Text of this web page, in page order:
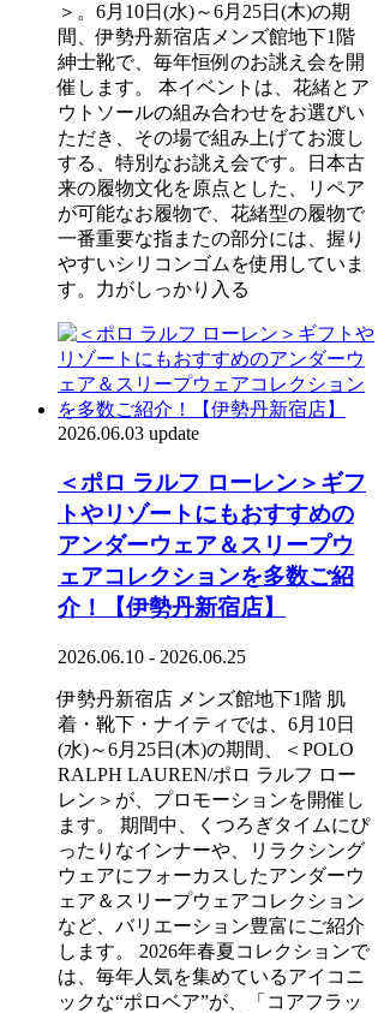
＞。6月10日(水)～6月25日(木)の期
間、伊勢丹新宿店メンズ館地下1階
紳士靴で、毎年恒例のお誂え会を開
催します。 本イベントは、花緒とア
ウトソールの組み合わせをお選びい
ただき、その場で組み上げてお渡し
する、特別なお誂え会です。日本古
来の履物文化を原点とした、リペア
が可能なお履物で、花緒型の履物で
一番重要な指またの部分には、握り
やすいシリコンゴムを使用していま
す。力がしっかり入る
2026.06.03 update
＜ポロ ラルフ ローレン＞ギフ
トやリゾートにもおすすめの
アンダーウェア＆スリープウ
ェアコレクションを多数ご紹
介！【伊勢丹新宿店】
2026.06.10 - 2026.06.25
伊勢丹新宿店 メンズ館地下1階 肌
着・靴下・ナイティでは、6月10日
(水)～6月25日(木)の期間、＜POLO
RALPH LAUREN/ポロ ラルフ ロー
レン＞が、プロモーションを開催し
ます。 期間中、くつろぎタイムにぴ
ったりなインナーや、リラクシング
ウェアにフォーカスしたアンダーウ
ェア＆スリープウェアコレクション
など、バリエーション豊富にご紹介
します。 2026年春夏コレクションで
は、毎年人気を集めているアイコニ
ックな“ポロベア”が、「コアフラッ